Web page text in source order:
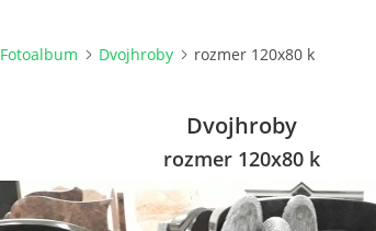
Fotoalbum Dvojhroby rozmer 120x80 k
Dvojhroby
rozmer 120x80 k